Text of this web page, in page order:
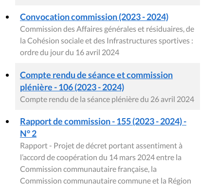
Convocation commission (2023 - 2024)
Commission des Affaires générales et résiduaires, de
la Cohésion sociale et des Infrastructures sportives :
ordre du jour du 16 avril 2024
Compte rendu de séance et commission
plénière - 106 (2023 - 2024)
Compte rendu de la séance plénière du 26 avril 2024
Rapport de commission - 155 (2023 - 2024) -
N° 2
Rapport - Projet de décret portant assentiment à
l’accord de coopération du 14 mars 2024 entre la
Commission communautaire française, la
Commission communautaire commune et la Région